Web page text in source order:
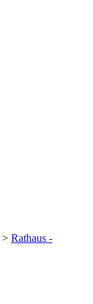
> Rathaus -